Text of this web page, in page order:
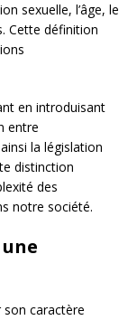
sexuelle, l’âge, le
Cette définition
en introduisant
entre
la législation
distinction
des
notre société.
son caractère